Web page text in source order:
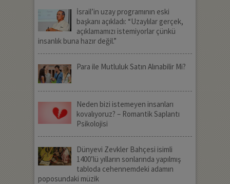
İsrail’in uzay programının eski
başkanı açıkladı: “Uzaylılar gerçek,
açıklamamızı istemiyorlar çünkü
insanlık buna hazır değil.”
Para ile Mutluluk Satın Alınabilir Mi?
Neden bizi istemeyen insanları
kovalıyoruz? – Romantik Saplantı
Psikolojisi
Dünyevi Zevkler Bahçesi isimli
1400’lü yılların sonlarında yapılmış
tabloda cehennemdeki adamın
poposundaki müzik